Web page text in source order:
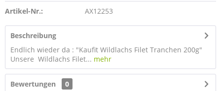
Artikel-Nr.: AX12253
Beschreibung
Endlich wieder da : "Kaufit Wildlachs Filet Tranchen 200g"
Unsere Wildlachs Filet... mehr
Bewertungen
0